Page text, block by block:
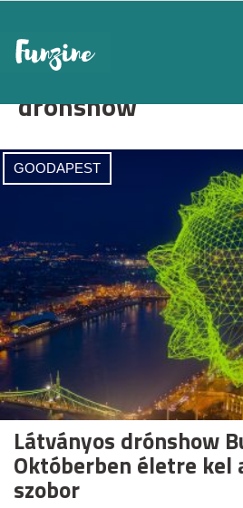
drónshow
GOODAPEST
Látványos drónshow
Októberben életre kel
szobor